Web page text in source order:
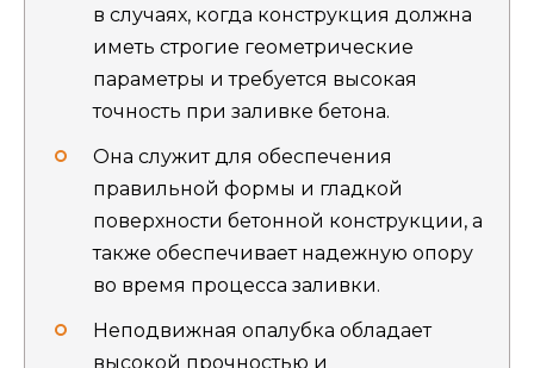
в случаях, когда конструкция должна
иметь строгие геометрические
параметры и требуется высокая
точность при заливке бетона.
Она служит для обеспечения
правильной формы и гладкой
поверхности бетонной конструкции, а
также обеспечивает надежную опору
во время процесса заливки.
Неподвижная опалубка обладает
высокой прочностью и